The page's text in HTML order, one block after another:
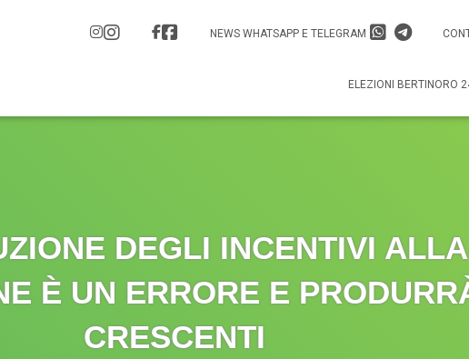
NEWS WHATSAPP E TELEGRAM
ELEZIONI BERTINORO
DEGLI INCENTIVI ALLA
È UN ERRORE E
CRESCENTI